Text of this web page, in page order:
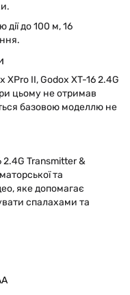
до 100 м, 16
XPro II, Godox XT-16 2.4G
цьому не отримав
базовою моделлю не
2.4G Transmitter &
та
яке допомагає
спалахами та